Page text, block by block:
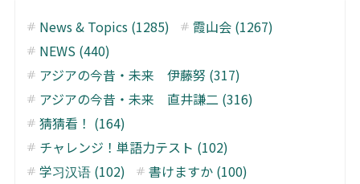
News & Topics (1285)
霞山会 (1267)
NEWS (440)
アジアの今昔・未来 伊藤努 (317)
アジアの今昔・未来 直井謙二 (316)
猜猜看！ (164)
チャレンジ！単語力テスト (102)
学习汉语 (102)
書けますか (100)